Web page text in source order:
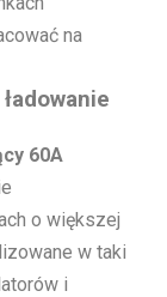
na
60A
o większej
w taki
i